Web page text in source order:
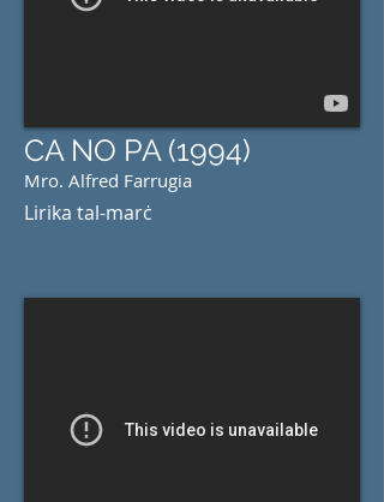
CA NO PA (1994)
Mro. Alfred Farrugia
Lirika tal-marċ